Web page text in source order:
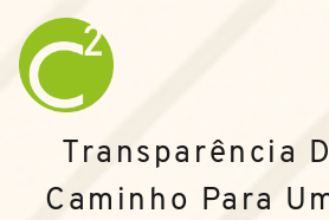
Transparência
Caminho Para